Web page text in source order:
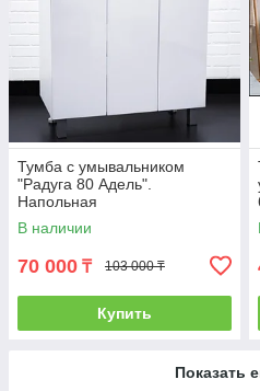
Тумба с умывальником
"Радуга 80 Адель".
Напольная
В наличии
70 000 ₸ 103 000 ₸
Купить
Показать